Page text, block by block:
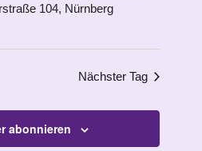
104, Nürnberg
Nächster Tag
abonnieren